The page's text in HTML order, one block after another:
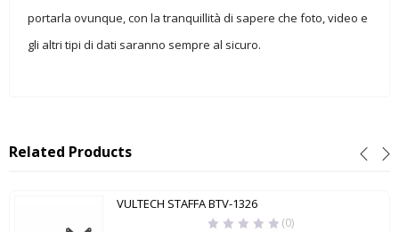
portarla ovunque, con la tranquillità di sapere che foto, video e
gli altri tipi di dati saranno sempre al sicuro.
Related Products
VULTECH STAFFA BTV-1326
(0)